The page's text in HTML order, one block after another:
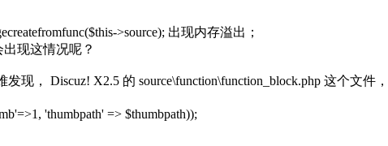
>source); 出现内存溢出；
现这情况呢？
现， Discuz! X2.5 的 source\function\function_block.php 这个文
'thumbpath' => $thumbpath));